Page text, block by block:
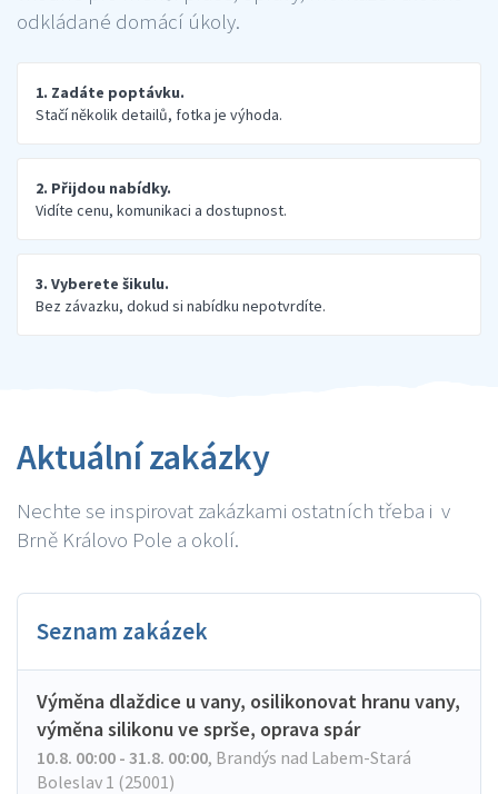
odkládané domácí úkoly.
1. Zadáte poptávku.
Stačí několik detailů, fotka je výhoda.
2. Přijdou nabídky.
Vidíte cenu, komunikaci a dostupnost.
3. Vyberete šikulu.
Bez závazku, dokud si nabídku nepotvrdíte.
Aktuální zakázky
Nechte se inspirovat zakázkami ostatních třeba i v
Brně Královo Pole a okolí.
Seznam zakázek
Výměna dlaždice u vany, osilikonovat hranu vany,
výměna silikonu ve sprše, oprava spár
10.8. 00:00 - 31.8. 00:00, Brandýs nad Labem-Stará
Boleslav 1 (25001)